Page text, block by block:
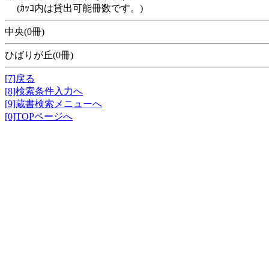
(ｶｯｺ内は貸出可能冊数です。)
中央(0冊)
ひばりが丘(0冊)
[7]戻る
[8]検索条件入力へ
[9]蔵書検索メニューへ
[0]TOPページへ